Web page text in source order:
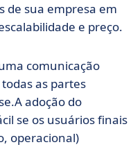
de sua empresa em
e preço.
comunicação
as partes
A adoção do
se os usuários finais
operacional)